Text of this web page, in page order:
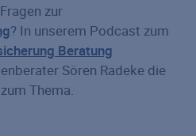
zur
? In unserem Podcast zum
Beratung
Sören Radeke die
Thema.